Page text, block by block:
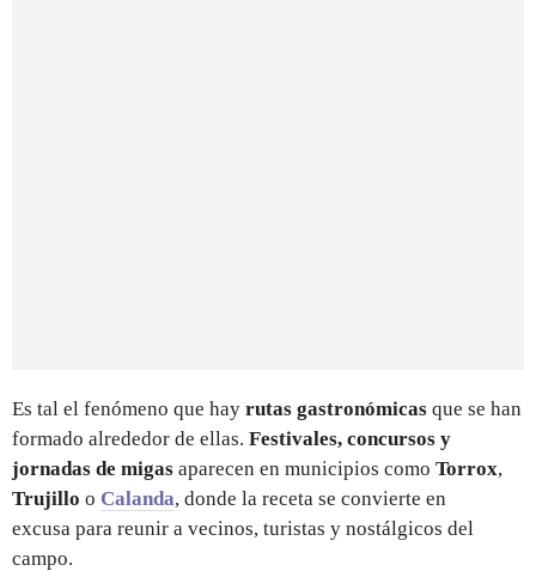
Es tal el fenómeno que hay rutas gastronómicas que se han
formado alrededor de ellas. Festivales, concursos y
jornadas de migas aparecen en municipios como Torrox,
Trujillo o Calanda, donde la receta se convierte en
excusa para reunir a vecinos, turistas y nostálgicos del
campo.